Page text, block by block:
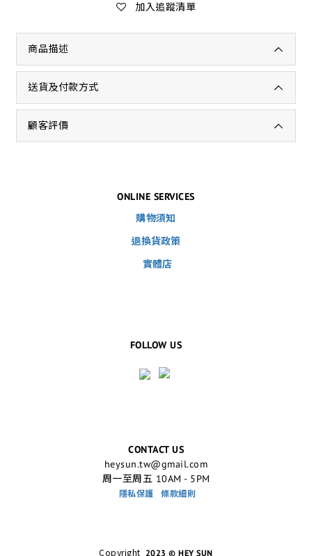
加入追蹤清單
商品描述
送貨及付款方式
顧客評價
ONLINE SERVICES
購物須知
退換貨政策
實體店
FOLLOW US
CONTACT US
heysun.tw@gmail.com
周一至周五 10AM - 5PM
隱私保護 條款細則
Copyright 2023 © HEY SUN